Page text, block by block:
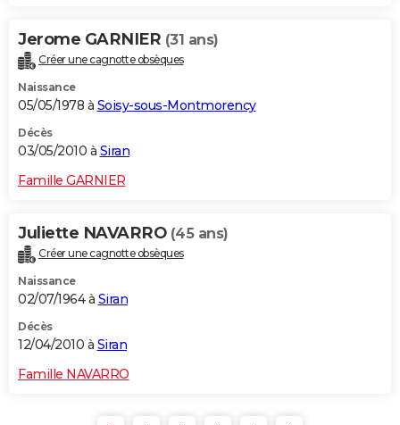
Jerome GARNIER (31 ans)
Créer une cagnotte obsèques
Naissance
05/05/1978 à Soisy-sous-Montmorency
Décès
03/05/2010 à Siran
Famille GARNIER
Juliette NAVARRO (45 ans)
Créer une cagnotte obsèques
Naissance
02/07/1964 à Siran
Décès
12/04/2010 à Siran
Famille NAVARRO